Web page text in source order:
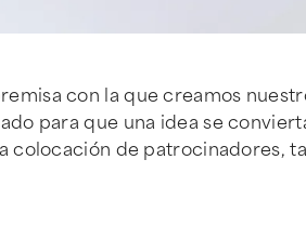
con la que creamos
para que una idea se
colocación de patrocinadores,